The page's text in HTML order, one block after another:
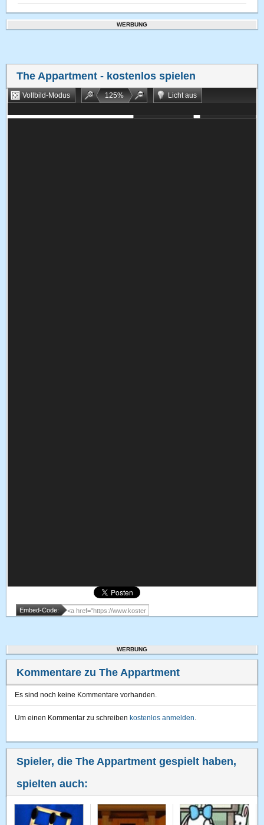
WERBUNG
The Appartment - kostenlos spielen
Vollbild-Modus 125%
Licht aus
Embed-Code:
WERBUNG
Kommentare zu The Appartment
Es sind noch keine Kommentare vorhanden.
Um einen Kommentar zu schreiben kostenlos anmelden.
Spieler, die The Appartment gespielt haben,
spielten auch: